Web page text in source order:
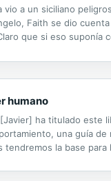
a un siciliano
Faith se dio
que si eso suponía
humano
ha titulado
una guía
tendremos la base